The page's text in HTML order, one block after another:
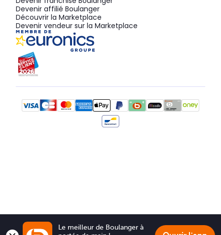
Devenir affilié Boulanger
Découvrir la Marketplace
Devenir vendeur sur la Marketplace
Le meilleur de Boulanger à
Le meilleur de Boulanger à